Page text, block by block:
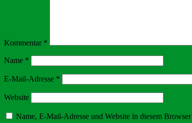
Kommentar *
Name *
E-Mail-Adresse *
Website
Name, E-Mail-Adresse und Website in diesem